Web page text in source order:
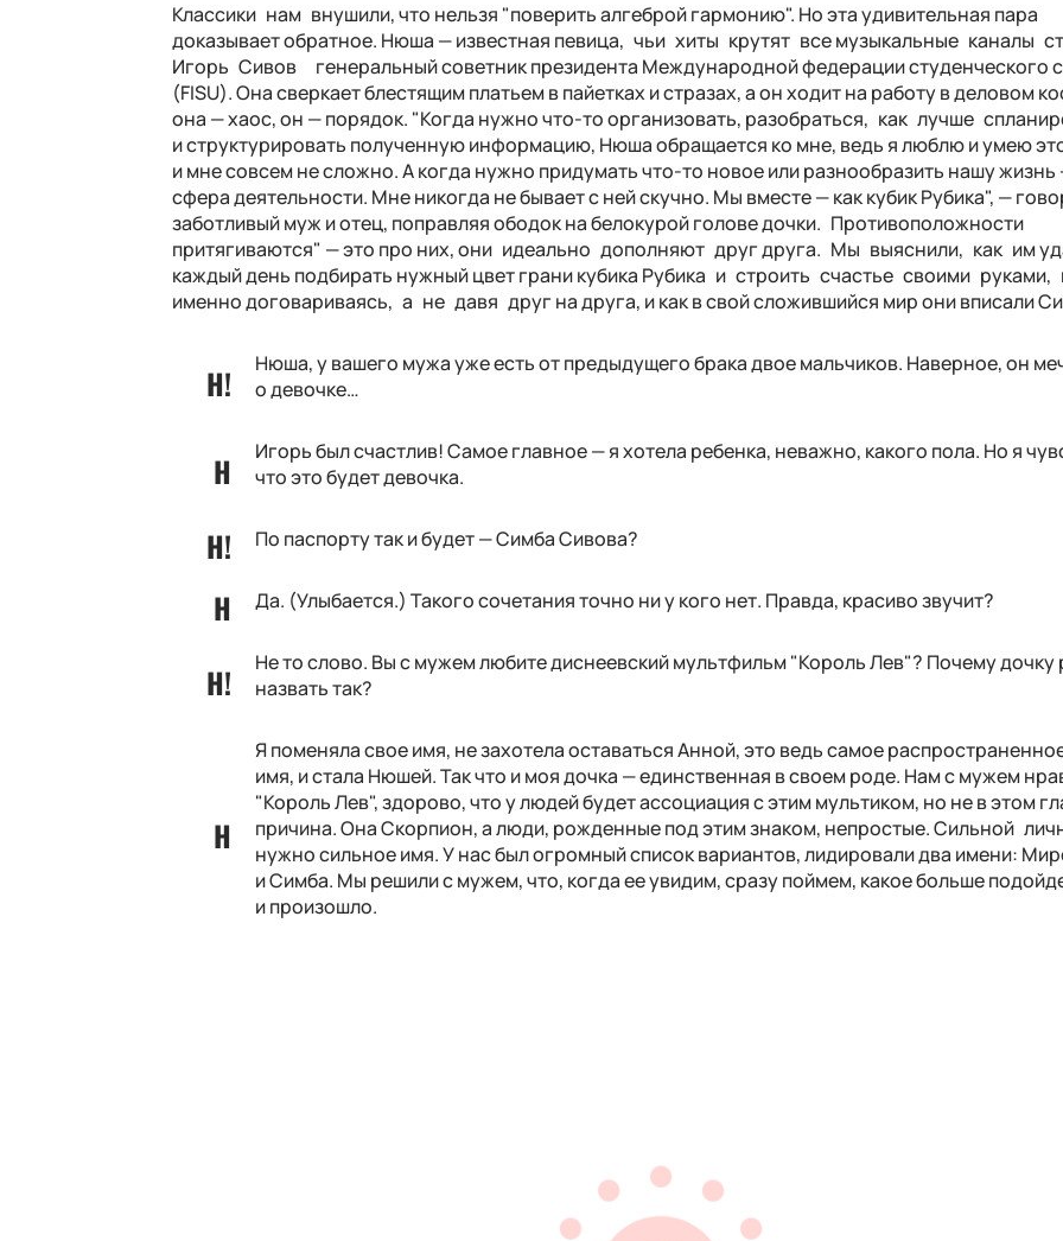
Классики нам внушили, что нельзя "поверить алгеброй гармонию". Но эта удивительная пара
доказывает обратное. Нюша — известная певица, чьи хиты крутят все ­музыкальные каналы
Игорь Сивов генеральный советник президента Международной федерации студенческого
(FISU). Она сверкает блестящим платьем в пайетках и стразах, а он ходит на работу в деловом
она — хаос, он — порядок. "Когда нужно что-то организовать, разобраться, как лучше
и структурировать полученную информацию, Нюша обращается ко мне, ведь я люблю и умею
и мне совсем не сложно. А когда нужно придумать что-то новое или разно­образить нашу жизнь
сфера деятельности. Мне никогда не бывает с ней скучно. Мы вместе — как кубик Рубика", —
заботливый муж и отец, поправляя ободок на белокурой голове дочки. Противоположности
притягиваются" — это про них, они идеально дополняют друг друга. Мы выяснили, как им
каждый день подбирать нужный цвет грани кубика Рубика и строить счастье своими руками,
именно договариваясь, а не давя друг на друга, и как в свой сложившийся мир они вписали
Нюша, у вашего мужа уже есть от предыдущего брака двое мальчиков. Наверное, он
о девочке…
Игорь был счастлив! Самое главное — я хотела ребенка, неважно, какого пола. Но я
что это будет девочка.
По паспорту так и будет — Симба Сивова?
Да. (Улыбается.) Такого сочетания точно ни у кого нет. Правда, красиво звучит?
Не то слово. Вы с мужем любите диснеевский мульт­фильм "Король Лев"? Почему дочку
назвать так?
Я поменяла свое имя, не захотела оставаться Анной, это ведь самое
имя, и стала Нюшей. Так что и моя дочка — единственная в своем роде. Нам с мужем
"Король Лев", здорово, что у людей будет ассоциация с этим мультиком, но не в этом
причина. Она Скорпион, а люди, рожденные под этим знаком, непростые. Сильной
нужно сильное имя. У нас был огромный список вариантов, лидировали два имени:
и Симба. Мы решили с мужем, что, когда ее увидим, сразу поймем, какое больше
и произошло.